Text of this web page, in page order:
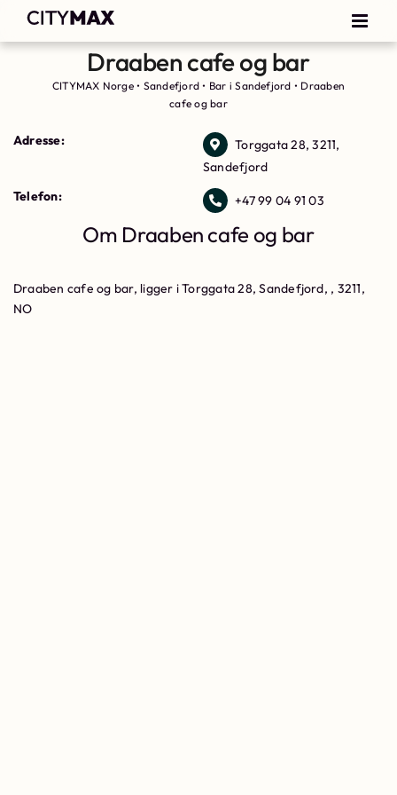
Draaben cafe og bar
CITYMAX Norge• Sandefjord • Bar i Sandefjord • Draaben
cafe og bar
Adresse:
Torggata 28, 3211,
Sandefjord
Telefon:
+47 99 04 91 03
Om Draaben cafe og bar
Draaben cafe og bar, ligger i Torggata 28, Sandefjord, , 3211,
NO